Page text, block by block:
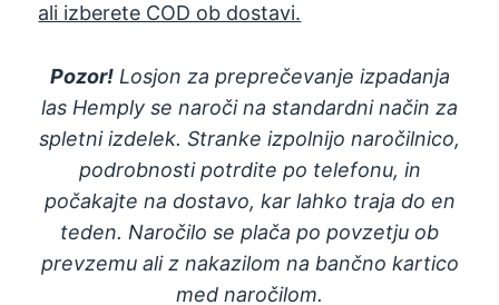
ali izberete COD ob dostavi.
Pozor!Losjon za preprečevanje izpadanja
las Hemply se naroči na standardni način za
spletni izdelek. Stranke izpolnijo naročilnico,
podrobnosti potrdite po telefonu, in
počakajte na dostavo, kar lahko traja do en
teden. Naročilo se plača po povzetju ob
prevzemu ali z nakazilom na bančno kartico
med naročilom.